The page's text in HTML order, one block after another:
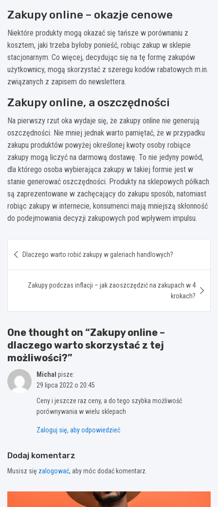
Zakupy online – okazje cenowe
Niektóre produkty mogą okazać się tańsze w porównaniu z
kosztem, jaki trzeba byłoby ponieść, robiąc zakup w sklepie
stacjonarnym. Co więcej, decydując się na tę formę zakupów
użytkownicy, mogą skorzystać z szeregu kodów rabatowych m.in.
związanych z zapisem do newslettera.
Zakupy online, a oszczędności
Na pierwszy rzut oka wydaje się, że zakupy online nie generują
oszczędności. Nie mniej jednak warto pamiętać, że w przypadku
zakupu produktów powyżej określonej kwoty osoby robiące
zakupy mogą liczyć na darmową dostawę. To nie jedyny powód,
dla którego osoba wybierająca zakupy w takiej formie jest w
stanie generować oszczędności. Produkty na sklepowych półkach
są zaprezentowane w zachęcający do zakupu sposób, natomiast
robiąc zakupy w internecie, konsumenci mają mniejszą skłonność
do podejmowania decyzji zakupowych pod wpływem impulsu.
wpisu
Dlaczego warto robić zakupy w galeriach handlowych?
Zakupy podczas inflacji – jak zaoszczędzić na zakupach w 4
krokach?
One thought on “Zakupy online –
dlaczego warto skorzystać z tej
możliwości?”
Michałpisze:
29 lipca 2022 o 20:45
Ceny i jeszcze raz ceny, a do tego szybka możliwość
porównywania w wielu sklepach
Zaloguj się, aby odpowiedzieć
Dodaj komentarz
Musisz się zalogować, aby móc dodać komentarz.